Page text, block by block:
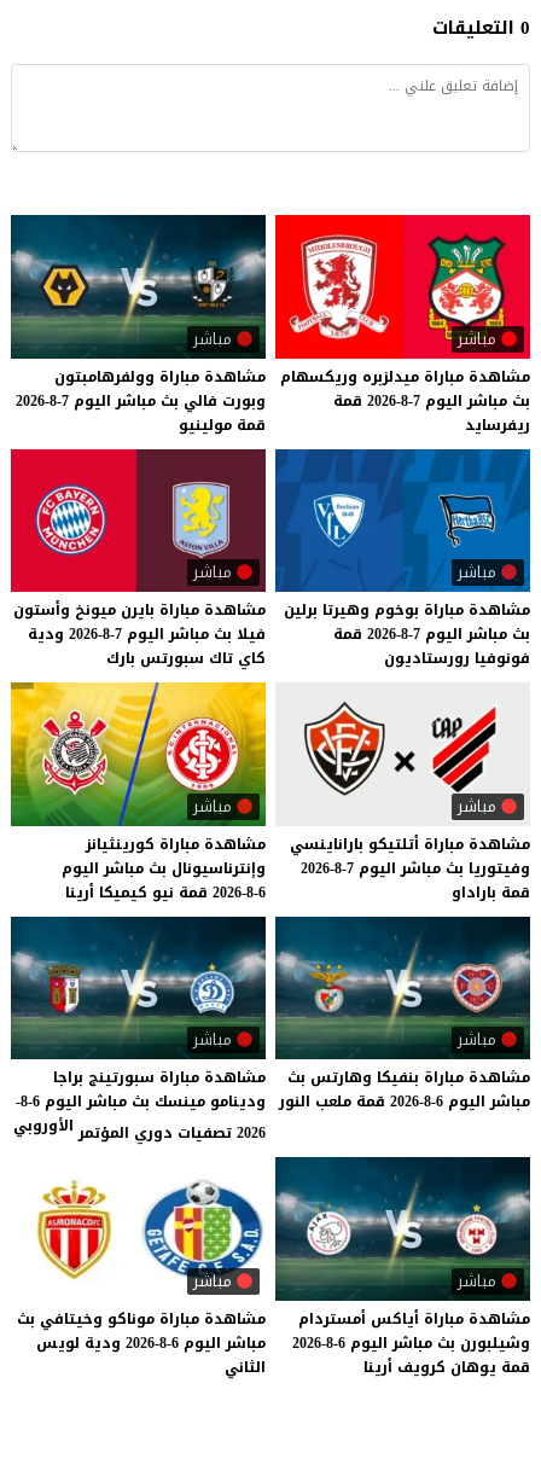
0 التعليقات
مباشر
مشاهدة مباراة ميدلزبره وريكسهام
بث مباشر اليوم 7-8-2026
قمة
ريفرسايد
مباشر
مشاهدة مباراة وولفرهامبتون
وبورت فالي بث مباشر اليوم 7-8-2026
قمة مولينيو
مباشر
مشاهدة مباراة بوخوم وهيرتا برلين
بث مباشر اليوم 7-8-2026
قمة
فونوفيا رورستاديون
مباشر
مشاهدة مباراة بايرن ميونخ وأستون
فيلا بث مباشر اليوم 7-8-2026
ودية
كاي تاك سبورتس بارك
مباشر
مشاهدة مباراة أتلتيكو باراناينسي
وفيتوريا بث مباشر اليوم 7-8-2026
قمة باراداو
مباشر
مشاهدة مباراة كورينثيانز
وإنترناسيونال بث مباشر اليوم
6-8-2026
قمة نيو كيميكا أرينا
مباشر
مشاهدة مباراة بنفيكا وهارتس بث
مباشر اليوم 6-8-2026 قمة ملعب النور
مباشر
مشاهدة مباراة سبورتينج براجا
ودينامو مينسك بث مباشر اليوم 6-8-
2026 تصفيات دوري المؤتمر
الأوروبي
مباشر
مشاهدة مباراة أياكس أمستردام
وشيلبورن بث مباشر اليوم 6-8-2026
قمة يوهان كرويف أرينا
مباشر
مشاهدة مباراة موناكو وخيتافي بث
مباشر اليوم 6-8-2026 ودية لويس
الثاني